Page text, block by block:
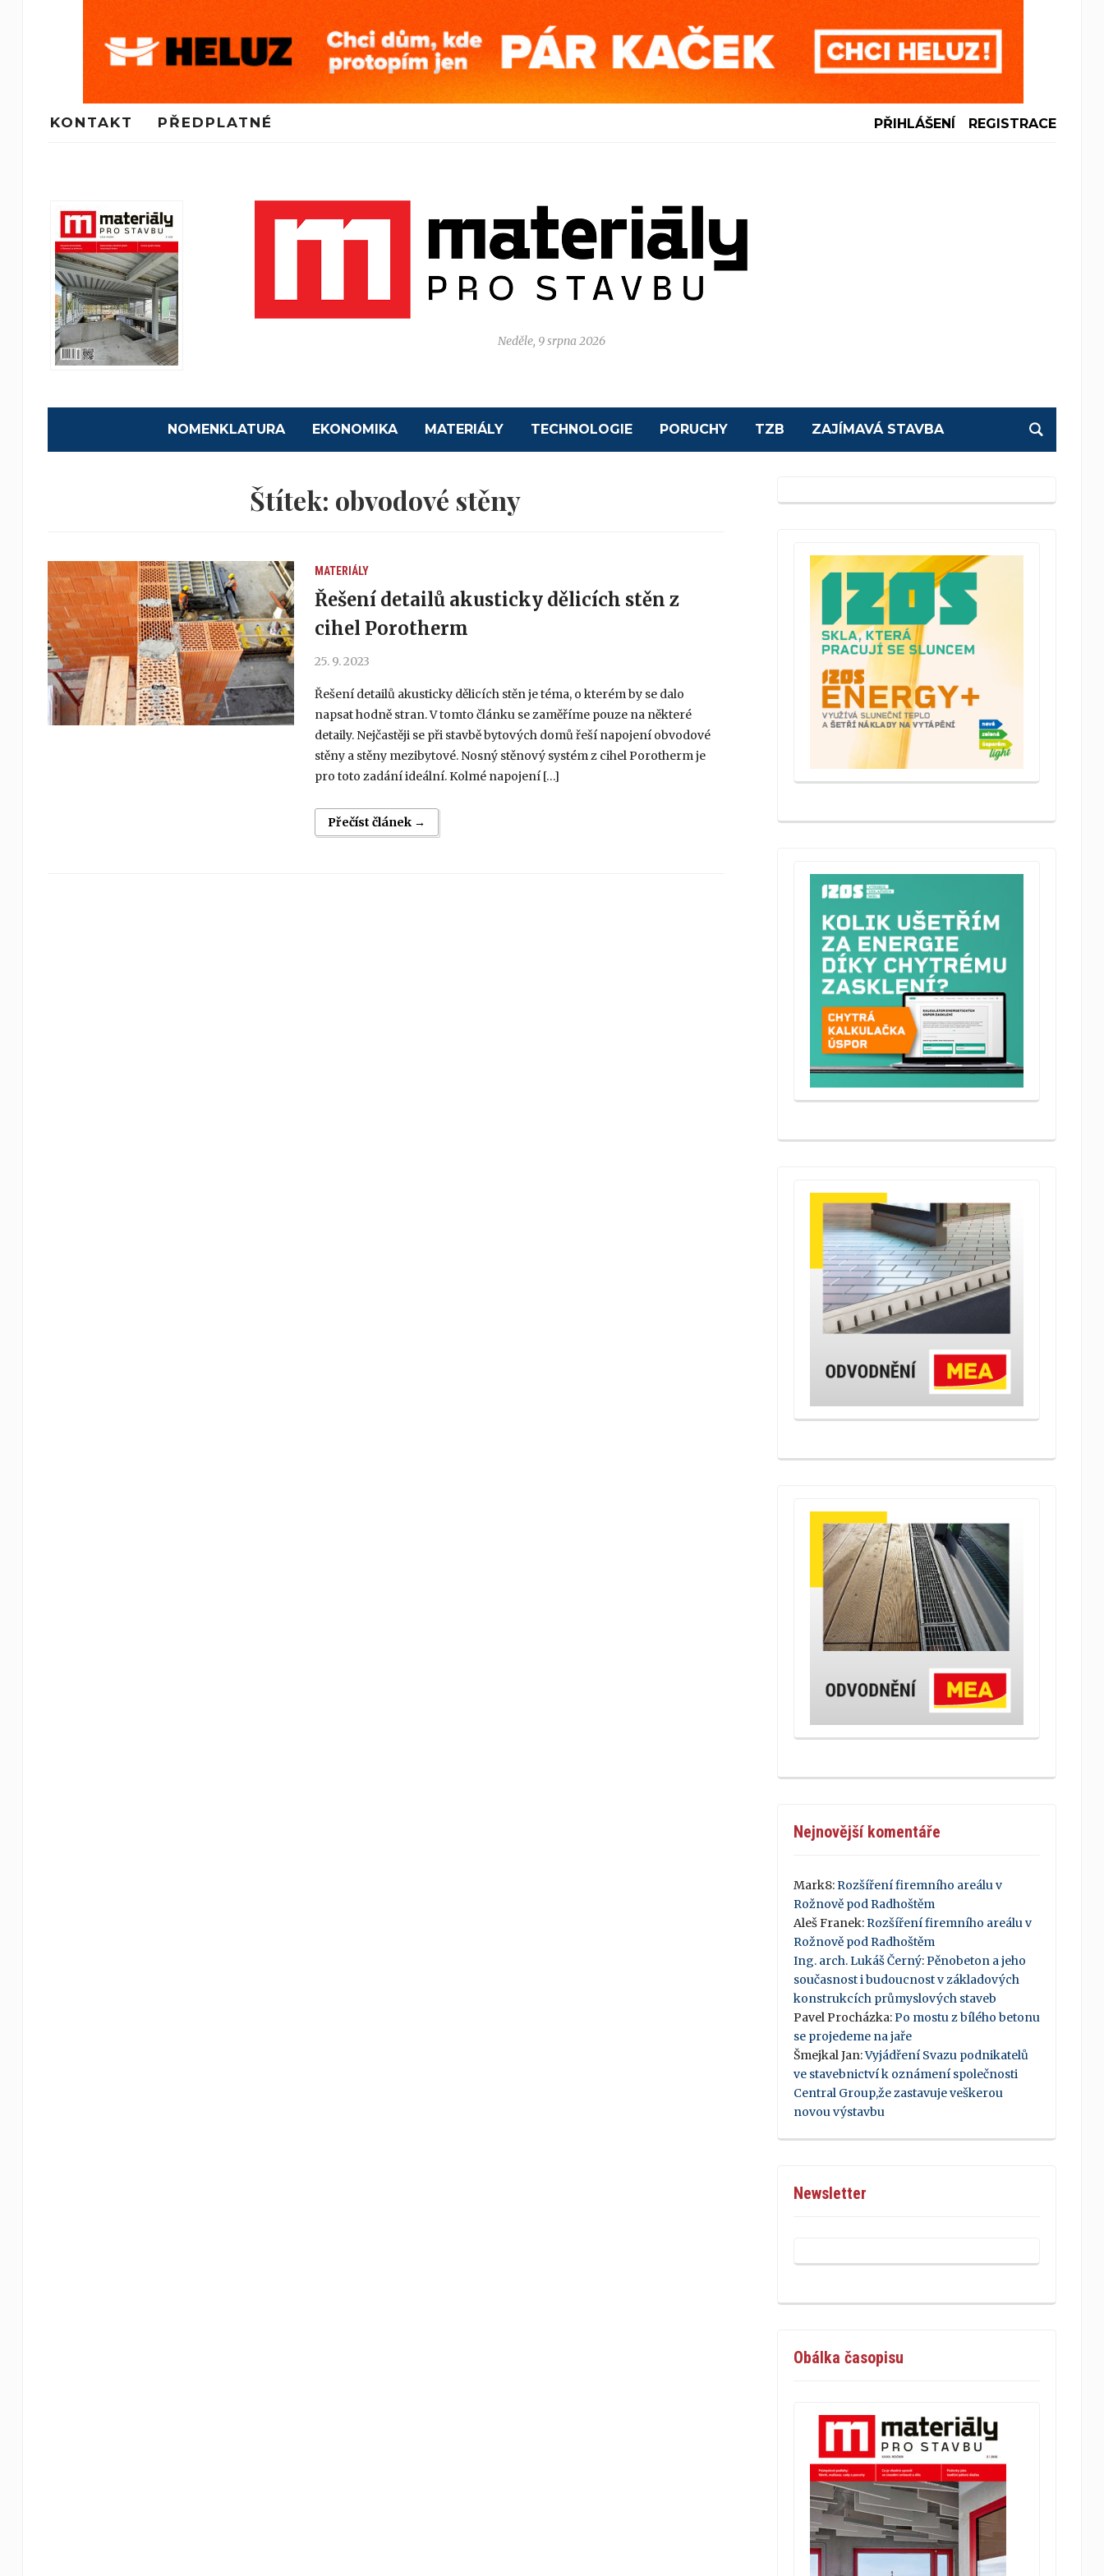
KONTAKT PŘEDPLATNÉ PŘIHLÁŠENÍ REGISTRACE
Neděle, 9 srpna 2026
NOMENKLATURA EKONOMIKA MATERIÁLY TECHNOLOGIE PORUCHY TZB ZAJÍMAVÁ STAVBA
Štítek: obvodové stěny
MATERIÁLY
Řešení detailů akusticky dělicích stěn z
cihel Porotherm
25. 9. 2023
Řešení detailů akusticky dělicích stěn je téma, o kterém by se dalo
napsat hodně stran. V tomto článku se zaměříme pouze na některé
detaily. Nejčastěji se při stavbě bytových domů řeší napojení obvodové
stěny a stěny mezibytové. Nosný stěnový systém z cihel Porotherm je
pro toto zadání ideální. Kolmé napojení […]
Přečíst článek →
Nejnovější komentáře
Mark8:Rozšíření firemního areálu v
Rožnově pod Radhoštěm
Aleš Franek:Rozšíření firemního areálu v
Rožnově pod Radhoštěm
Ing. arch. Lukáš Černý:Pěnobeton a jeho
současnost i budoucnost v základových
konstrukcích průmyslových staveb
Pavel Procházka:Po mostu z bílého betonu
se projedeme na jaře
Šmejkal Jan:Vyjádření Svazu podnikatelů
ve stavebnictví k oznámení společnosti
Central Group,že zastavuje veškerou
novou výstavbu
Newsletter
Obálka časopisu